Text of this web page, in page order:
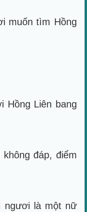
muốn tìm Hồng
Hồng Liên bang
đáp, điểm
ngươi là một nữ